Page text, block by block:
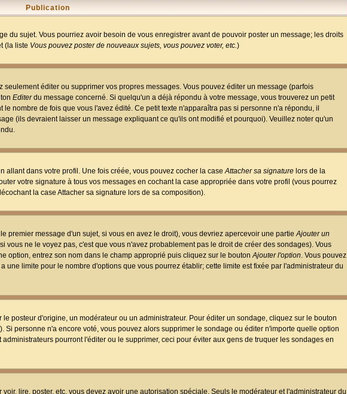
Publication
du sujet. Vous pourriez avoir besoin de vous enregistrer avant de pouvoir poster un message; les droits
(la liste Vous pouvez poster de nouveaux sujets, vous pouvez voter, etc.)
éditer ou supprimer vos propres messages. Vous pouvez éditer un message (parfois
Editerdu message concerné. Si quelqu'un a déjà répondu à votre message, vous trouverez un petit
nombre de fois que vous l'avez édité. Ce petit texte n'apparaîtra pas si personne n'a répondu, il
(ils devraient laisser un message expliquant ce qu'ils ont modifié et pourquoi). Veuillez noter qu'un
allant dans votre profil. Une fois créée, vous pouvez cocher la caseAttacher sa signature lors de la
votre signature à tous vos messages en cochant la case appropriée dans votre profil (vous pourrez
la case Attacher sa signature lors de sa composition).
premier message d'un sujet, si vous en avez le droit), vous devriez apercevoir une partieAjouter un
vous ne le voyez pas, c'est que vous n'avez probablement pas le droit de créer des sondages). Vous
option, entrez son nom dans le champ approprié puis cliquez sur le boutonAjouter l'option. Vous pouvez
limite pour le nombre d'options que vous pourrez établir; cette limite est fixée par l'administrateur du
posteur d'origine, un modérateur ou un administrateur. Pour éditer un sondage, cliquez sur le bouton
personne n'a encore voté, vous pouvez alors supprimer le sondage ou éditer n'importe quelle option
pourront l'éditer ou le supprimer, ceci pour éviter aux gens de truquer les sondages en
lire, poster, etc. vous devez avoir une autorisation spéciale. Seuls le modérateur et l'administrateur du